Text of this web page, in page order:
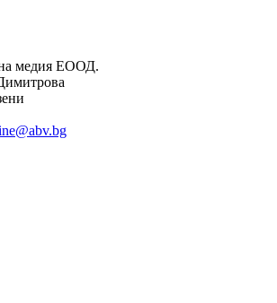
медия ЕООД.